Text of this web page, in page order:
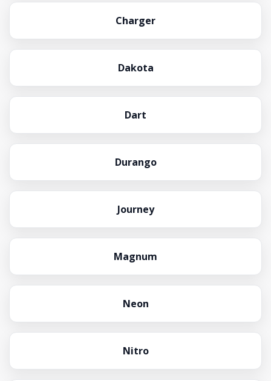
Charger
Dakota
Dart
Durango
Journey
Magnum
Neon
Nitro